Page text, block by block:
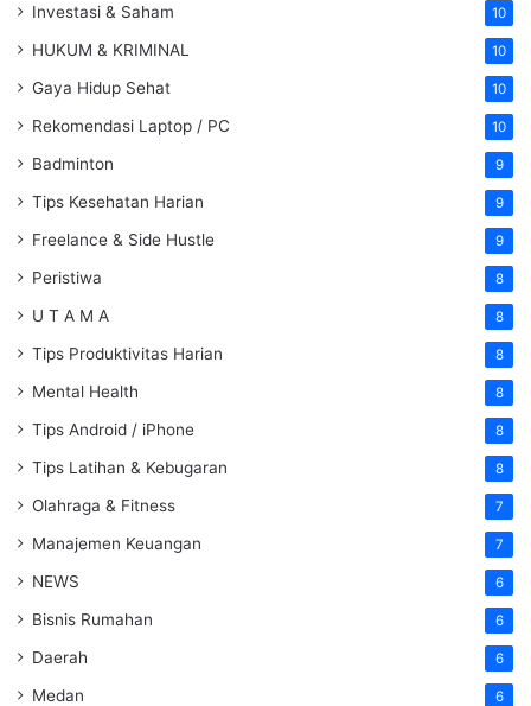
Investasi & Saham 10
HUKUM & KRIMINAL 10
Gaya Hidup Sehat 10
Rekomendasi Laptop / PC 10
Badminton 9
Tips Kesehatan Harian 9
Freelance & Side Hustle 9
Peristiwa 8
U T A M A 8
Tips Produktivitas Harian 8
Mental Health 8
Tips Android / iPhone 8
Tips Latihan & Kebugaran 8
Olahraga & Fitness 7
Manajemen Keuangan 7
NEWS 6
Bisnis Rumahan 6
Daerah 6
Medan 6